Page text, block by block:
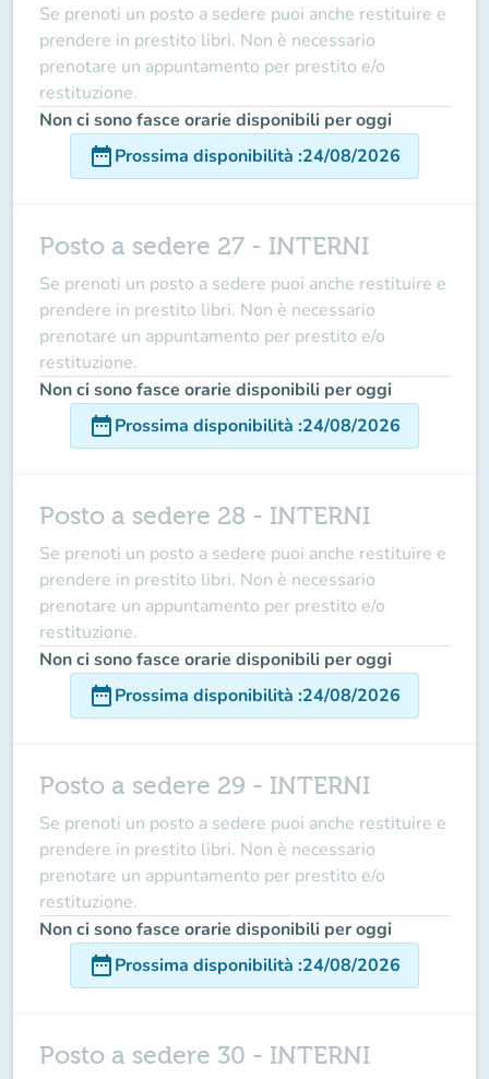
Se prenoti un posto a sedere puoi anche restituire e
prendere in prestito libri. Non è necessario
prenotare un appuntamento per prestito e/o
restituzione.
Non ci sono fasce orarie disponibili per oggi
date_rangeProssima disponibilità :24/08/2026
Posto a sedere 27 - INTERNI
Se prenoti un posto a sedere puoi anche restituire e
prendere in prestito libri. Non è necessario
prenotare un appuntamento per prestito e/o
restituzione.
Non ci sono fasce orarie disponibili per oggi
date_rangeProssima disponibilità :24/08/2026
Posto a sedere 28 - INTERNI
Se prenoti un posto a sedere puoi anche restituire e
prendere in prestito libri. Non è necessario
prenotare un appuntamento per prestito e/o
restituzione.
Non ci sono fasce orarie disponibili per oggi
date_rangeProssima disponibilità :24/08/2026
Posto a sedere 29 - INTERNI
Se prenoti un posto a sedere puoi anche restituire e
prendere in prestito libri. Non è necessario
prenotare un appuntamento per prestito e/o
restituzione.
Non ci sono fasce orarie disponibili per oggi
date_rangeProssima disponibilità :24/08/2026
Posto a sedere 30 - INTERNI